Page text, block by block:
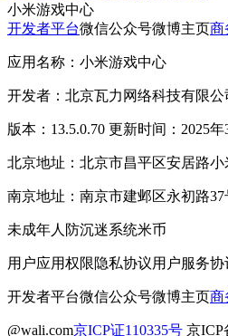
小米游戏中心
开发者平台微信公众号微博主页商
应用名称：小米游戏中心
开发者：北京瓦力网络科技有限公
版本：13.5.0.70 更新时间：2025年
北京地址：北京市昌平区安居路小
南京地址：南京市建邺区永初路
未成年人防沉迷系统米币
用户应用权限隐私协议用户服务协
开发者平台微信公众号微博主页商
@wali.com京ICP证110335号 京ICP